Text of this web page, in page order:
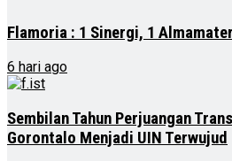
Flamoria : 1 Sinergi, 1
6 hari ago
Sembilan Tahun Perjuangan
Gorontalo Menjadi UIN Terwujud